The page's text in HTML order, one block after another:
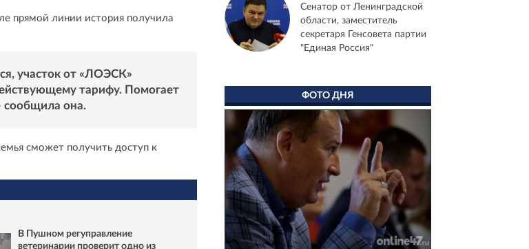
прямой линии история получила
участок от «ЛОЭСК»
тарифу. Помогает
сообщила она.
сможет получить доступ к
В Пушном регуправление
ветеринарии проверит одно из
Сенатор от Ленинградской
области, заместитель
секретаря Генсовета партии
"Единая Россия"
ФОТО ДНЯ